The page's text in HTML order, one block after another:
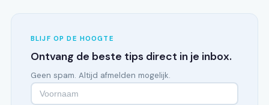
BLIJF OP DE HOOGTE
Ontvang de beste tips direct in je inbox.
Geen spam. Altijd afmelden mogelijk.